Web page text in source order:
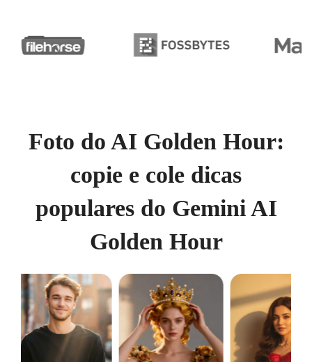
Foto do AI Golden Hour:
copie e cole dicas
populares do Gemini AI
Golden Hour